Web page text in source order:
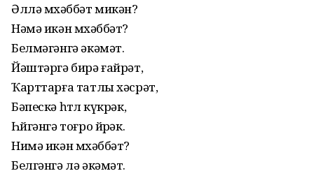
Әллә мөхәббәт микән?
Нәмә икән мөхәббәт?
Белмәгәнгә әкәмәт.
Йәштәргә бирә ғайрәт,
Ҡарттарға татлы хәсрәт,
Бәпескә һөтлө күкрәк,
Һөйгәнгә тоғро йөрәк.
Нимә икән мөхәббәт?
Белгәнгә лә әкәмәт.